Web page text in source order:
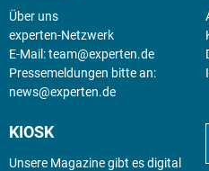
Über uns
experten-Netzwerk
E-Mail:team@experten.de
Pressemeldungen bitte an:
news@experten.de
KIOSK
Unsere Magazine gibt es digital